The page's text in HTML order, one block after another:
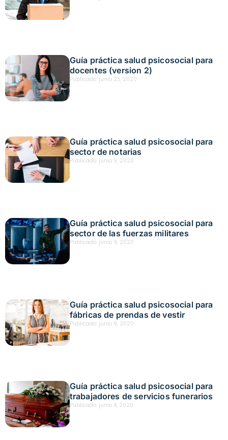
Guía práctica salud psicosocial para
docentes (version 2)
Publicado: junio 23, 2020
Guía práctica salud psicosocial para
sector de notarias
Publicado: junio 9, 2020
Guía práctica salud psicosocial para
sector de las fuerzas militares
Publicado: junio 9, 2020
Guía práctica salud psicosocial para
fábricas de prendas de vestir
Publicado: junio 9, 2020
Guía práctica salud psicosocial para
trabajadores de servicios funerarios
Publicado: junio 4, 2020